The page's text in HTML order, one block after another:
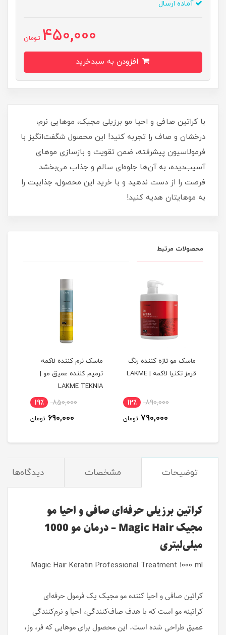
آماده ارسال
450,000 تومان
با کراتین صافی و احیا مو برزیلی مجیک، موهایی نرم،
درخشان و صاف را تجربه کنید! این محصول شگفت‌انگیز با
فرمولاسیون پیشرفته، ضمن تقویت و بازسازی موهای
آسیب‌دیده، به آن‌ها جلوه‌ای سالم و جذاب می‌بخشد.
فرصت را از دست ندهید و با خرید این محصول، جذابیت را
به موهایتان هدیه کنید!
محصولات مرتبط
ماسک مو تازه کننده رنگ
قرمز تکنیا لاکمه | LAKME
890,000 12٪
790,000 تومان
ماسک نرم کننده لاکمه
ترمیم کننده عمیق مو |
LAKME TEKNIA
850,000 19٪
690,000 تومان
توضیحات مشخصات دیدگاه‌ها
کراتین برزیلی حرفه‌ای صافی و احیا مو
مجیک Magic Hair – درمان مو 1000
میلی‌لیتری
Magic Hair Keratin Professional Treatment 1000 ml
کراتین صافی و احیا کننده مو مجیک یک فرمول حرفه‌ای
کراتینه مو است که با هدف صاف‌کنندگی، احیا و نرم‌کنندگی
عمیق طراحی شده است. این محصول برای موهایی که فر، وز،